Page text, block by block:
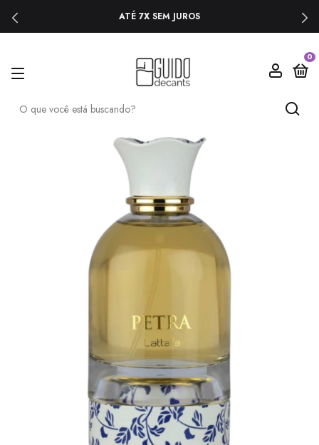
ATÉ 7X SEM JUROS
0